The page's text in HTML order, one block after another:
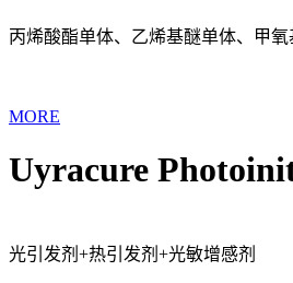
丙烯酸酯单体、乙烯基醚单体、甲
MORE
Uyracure
光引发剂+热引发剂+光敏增感剂